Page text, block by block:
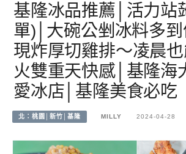
基隆冰品推薦│活力站
單)│大碗公剉冰料多到
現炸厚切雞排～凌晨
火雙重天快感│基隆海
愛冰店│基隆美食必吃
北：桃園│新竹│基隆 MILLY 2024-04-28